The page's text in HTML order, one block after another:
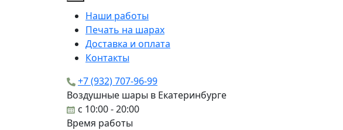
Наши работы
Печать на шарах
Доставка и оплата
Контакты
+7 (932) 707-96-99
Воздушные шары в Екатеринбурге
c 10:00 - 20:00
Время работы